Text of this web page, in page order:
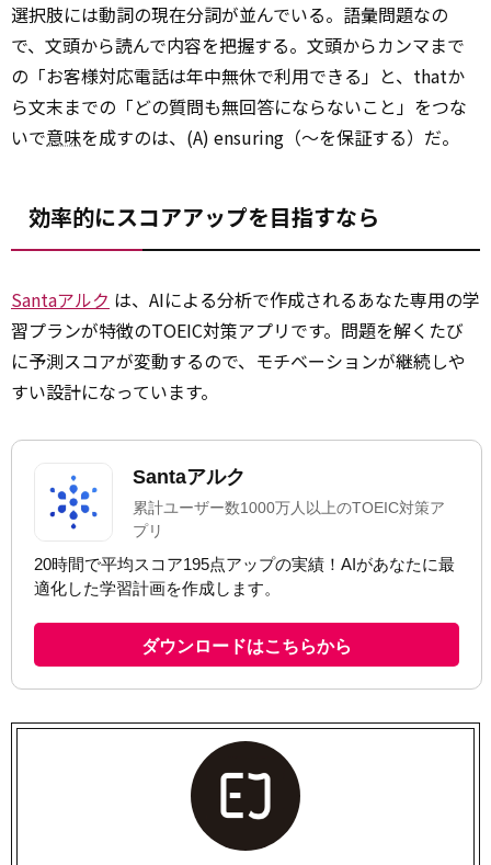
選択肢には動詞の現在分詞が並んでいる。語彙問題なの
で、文頭から読んで内容を把握する。文頭からカンマまで
の「お客様対応電話は年中無休で利用できる」と、thatか
ら文末までの「どの質問も無回答にならないこと」をつな
いで意味を成すのは、(A) ensuring（～を保証する）だ。
効率的にスコアアップを目指すなら
Santaアルク は、AIによる分析で作成されるあなた専用の学
習プランが特徴のTOEIC対策アプリです。問題を解くたび
に予測スコアが変動するので、モチベーションが継続しや
すい設計になっています。